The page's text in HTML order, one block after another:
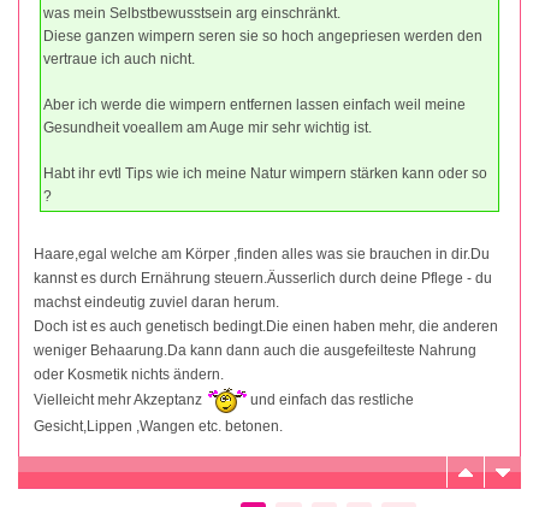
was mein Selbstbewusstsein arg einschränkt.
Diese ganzen wimpern seren sie so hoch angepriesen werden den
vertraue ich auch nicht.
Aber ich werde die wimpern entfernen lassen einfach weil meine
Gesundheit voeallem am Auge mir sehr wichtig ist.
Habt ihr evtl Tips wie ich meine Natur wimpern stärken kann oder so
?
Haare,egal welche am Körper ,finden alles was sie brauchen in dir.Du
kannst es durch Ernährung steuern.Äusserlich durch deine Pflege - du
machst eindeutig zuviel daran herum.
Doch ist es auch genetisch bedingt.Die einen haben mehr, die anderen
weniger Behaarung.Da kann dann auch die ausgefeilteste Nahrung
oder Kosmetik nichts ändern.
Vielleicht mehr Akzeptanz
und einfach das restliche
Gesicht,Lippen ,Wangen etc. betonen.